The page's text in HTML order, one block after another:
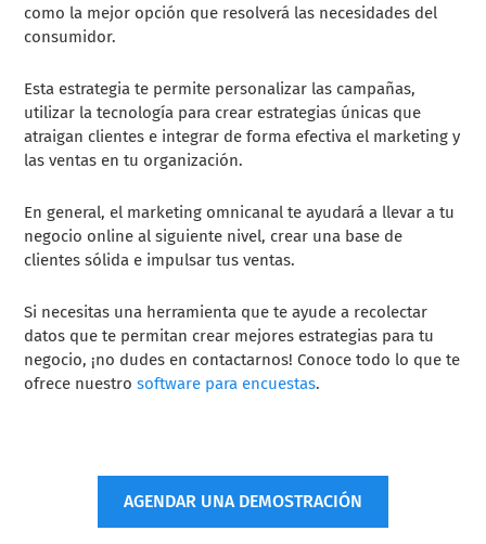
como la mejor opción que resolverá las necesidades del
consumidor.
Esta estrategia te permite personalizar las campañas,
utilizar la tecnología para crear estrategias únicas que
atraigan clientes e integrar de forma efectiva el marketing y
las ventas en tu organización.
En general, el marketing omnicanal te ayudará a llevar a tu
negocio online al siguiente nivel, crear una base de
clientes sólida e impulsar tus ventas.
Si necesitas una herramienta que te ayude a recolectar
datos que te permitan crear mejores estrategias para tu
negocio, ¡no dudes en contactarnos! Conoce todo lo que te
ofrece nuestrosoftware para encuestas.
AGENDAR UNA DEMOSTRACIÓN